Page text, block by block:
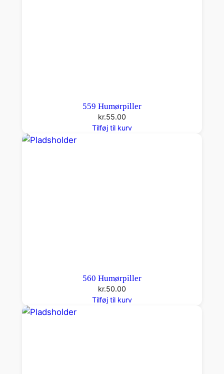
559 Humørpiller
kr.55.00
Tilføj til kurv
560 Humørpiller
kr.50.00
Tilføj til kurv